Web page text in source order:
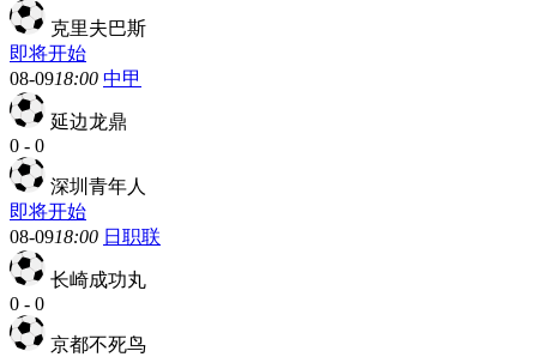
克里夫巴斯
即将开始
08-0918:00 中甲
延边龙鼎
0 - 0
深圳青年人
即将开始
08-0918:00 日职联
长崎成功丸
0 - 0
京都不死鸟